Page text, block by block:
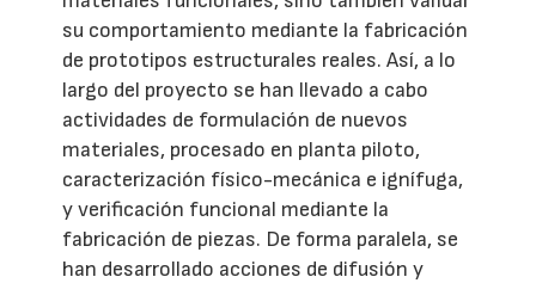
su comportamiento mediante la fabricación
de prototipos estructurales reales. Así, a lo
largo del proyecto se han llevado a cabo
actividades de formulación de nuevos
materiales, procesado en planta piloto,
caracterización físico-mecánica e ignífuga,
y verificación funcional mediante la
fabricación de piezas. De forma paralela, se
han desarrollado acciones de difusión y